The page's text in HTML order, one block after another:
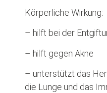
Körperliche Wirkung:
– hilft bei der
– hilft gegen Akne
– unterstützt das
die Lunge und das